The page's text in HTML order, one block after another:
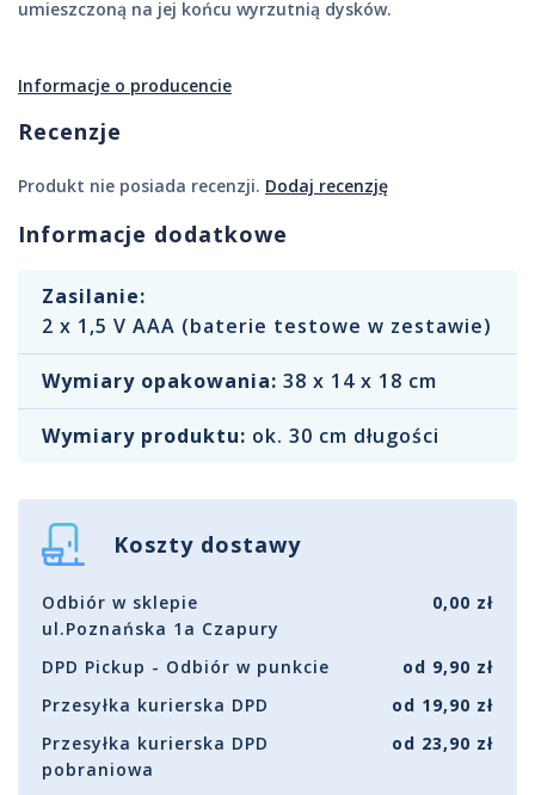
umieszczoną na jej końcu wyrzutnią dysków.
Informacje o producencie
Recenzje
Produkt nie posiada recenzji. Dodaj recenzję
Informacje dodatkowe
Zasilanie:
2 x 1,5 V AAA (baterie testowe w zestawie)
Wymiary opakowania: 38 x 14 x 18 cm
Wymiary produktu: ok. 30 cm długości
Koszty dostawy
Odbiór w sklepie
ul.Poznańska 1a Czapury
0,00 zł
DPD Pickup - Odbiór w punkcie
od 9,90 zł
Przesyłka kurierska DPD
od 19,90 zł
Przesyłka kurierska DPD
pobraniowa
od 23,90 zł